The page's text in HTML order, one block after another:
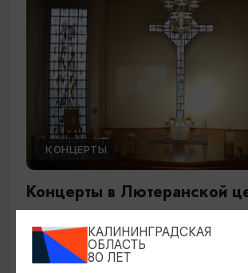
КОНЦЕРТЫ
Концерты в Лютеранской
19.07.2026 - 19.08.2026, 19:00
Калининград, Евангелическо-
«Воскресения»
КАЛИНИНГРАДСКАЯ
ОБЛАСТЬ
80 ЛЕТ